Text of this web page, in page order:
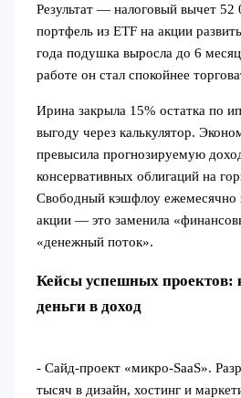
Результат — налоговый вычет 52
портфель из ETF на акции
года подушка выросла до 6
работе он стал спокойнее
Ирина закрыла 15% остатка по
выгоду через калькулятор.
превысила прогнозируемую
консервативных облигаций на
Свободный кэшфлоу ежемесячно
акции — это заменила
«денежный поток».
Кейсы успешных проектов:
деньги в доход
- Сайд‑проект «микро‑SaaS».
тысяч в дизайн, хостинг и